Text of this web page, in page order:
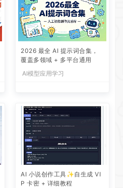
2026 最全 AI 提示词合集，
覆盖多领域 + 多平台通用
AI模型应用学习
AI 小说创作工具✨自生成 VI
P 卡密 + 详细教程